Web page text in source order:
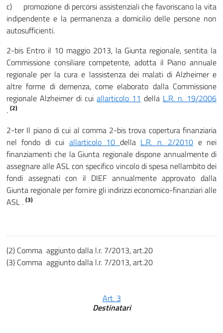
c) promozione di percorsi assistenziali che favoriscano la vita
indipendente e la permanenza a domicilio delle persone non
autosufficienti.
2-bis Entro il 10 maggio 2013, la Giunta regionale, sentita la
Commissione consiliare competente, adotta il Piano annuale
regionale per la cura e lassistenza dei malati di Alzheimer e
altre forme di demenza, come elaborato dalla Commissione
regionale Alzheimer di cui allarticolo 11 della L.R. n. 19/2006
. (2)
2-ter Il piano di cui al comma 2-bis trova copertura finanziaria
nel fondo di cui allarticolo 10 della L.R. n. 2/2010 e nei
finanziamenti che la Giunta regionale dispone annualmente di
assegnare alle ASL con specifico vincolo di spesa nellambito dei
fondi assegnati con il DIEF annualmente approvato dalla
Giunta regionale per fornire gli indirizzi economico-finanziari alle
ASL . (3)
(2) Comma aggiunto dalla l.r. 7/2013, art.20
(3) Comma aggiunto dalla l.r. 7/2013, art.20
Art. 3
Destinatari